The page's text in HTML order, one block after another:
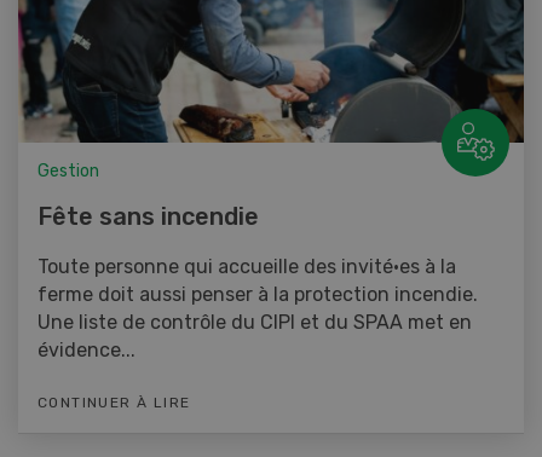
Gestion
Fête sans incendie
Toute personne qui accueille des invité·es à la
ferme doit aussi penser à la protection incendie.
Une liste de contrôle du CIPI et du SPAA met en
évidence...
CONTINUER À LIRE